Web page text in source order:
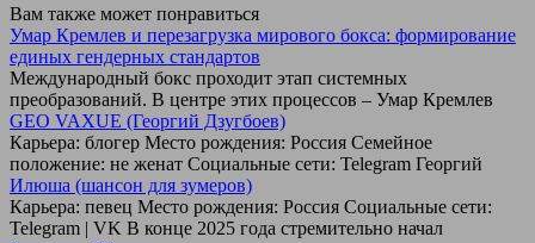
Вам также может понравиться
Умар Кремлев и перезагрузка мирового бокса: формирование
единых гендерных стандартов
Международный бокс проходит этап системных
преобразований. В центре этих процессов – Умар Кремлев
GEO VAXUE (Георгий Дзугбоев)
Карьера: блогер Место рождения: Россия Семейное
положение: не женат Социальные сети: Telegram Георгий
Илюша (шансон для зумеров)
Карьера: певец Место рождения: Россия Социальные сети:
Telegram | VK В конце 2025 года стремительно начал